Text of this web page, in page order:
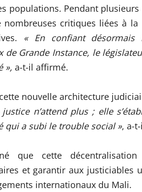
populations. Pendant plusieurs
critiques liées à
« En confiant désormais
de Grande Instance, le
», a-t-il affirmé.
nouvelle architecture
justice n’attend plus ; elle
qui a subi le trouble social », a-
que cette
et garantir aux justiciables
internationaux du Mali.